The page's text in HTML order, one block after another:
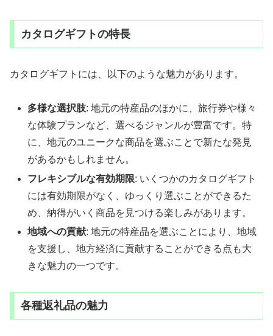
カタログギフトの特長
カタログギフトには、以下のような魅力があります。
多様な選択肢: 地元の特産品のほかに、旅行券や様々
な体験プランなど、選べるジャンルが豊富です。特
に、地元のユニークな商品を選ぶことで新たな発見
があるかもしれません。
フレキシブルな有効期限: いくつかのカタログギフト
には有効期限がなく、ゆっくり選ぶことができるた
め、納得がいく商品を見つける楽しみがあります。
地域への貢献: 地元の特産品を選ぶことにより、地域
を支援し、地方経済に貢献することができる点も大
きな魅力の一つです。
各種返礼品の魅力